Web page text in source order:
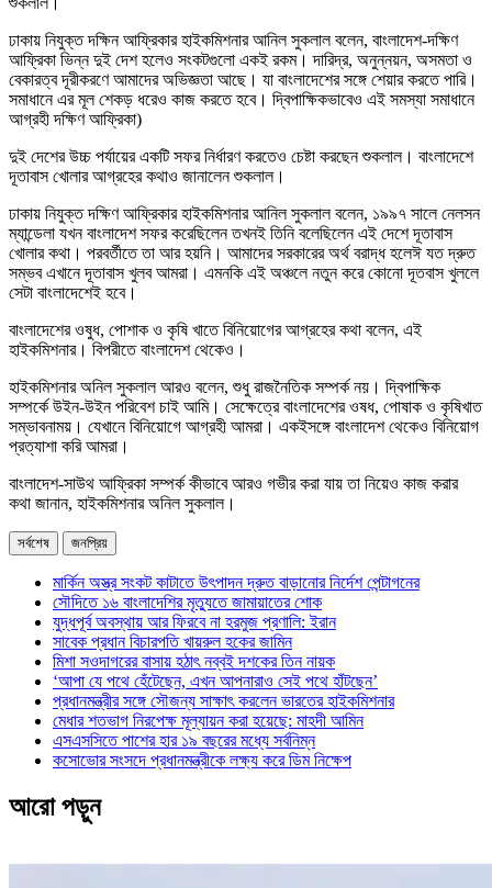
ঢাকায় নিযুক্ত দক্ষিন আফ্রিকার হাইকমিশনার আনিল সুকলাল বলেন, বাংলাদেশ-দক্ষিণ
আফ্রিকা ভিন্ন দুই দেশ হলেও সংকটগুলো একই রকম। দারিদ্র, অনুন্নয়ন, অসমতা ও
বেকারত্ব দূরীকরণে আমাদের অভিজ্ঞতা আছে। যা বাংলাদেশের সঙ্গে শেয়ার করতে পারি।
সমাধানে এর মূল শেকড় ধরেও কাজ করতে হবে। দ্বিপাক্ষিকভাবেও এই সমস্যা সমাধানে
আগ্রহী দক্ষিণ আফ্রিকা)
দুই দেশের উচ্চ পর্যায়ের একটি সফর নির্ধারণ করতেও চেষ্টা করছেন শুকলাল। বাংলাদেশে
দূতাবাস খোলার আগ্রহের কথাও জানালেন শুকলাল।
ঢাকায় নিযুক্ত দক্ষিণ আফ্রিকার হাইকমিশনার আনিল সুকলাল বলেন, ১৯৯৭ সালে নেলসন
ম্যান্ডেলা যখন বাংলাদেশ সফর করেছিলেন তখনই তিনি বলেছিলেন এই দেশে দূতাবাস
খোলার কথা। পরবর্তীতে তা আর হয়নি। আমাদের সরকারের অর্থ বরাদ্ধ হলেঈ যত দ্রুত
সম্ভব এখানে দূতাবাস খুলব আমরা। এমনকি এই অঞ্চলে নতুন করে কোনো দূতবাস খুললে
সেটা বাংলাদেশেই হবে।
বাংলাদেশের ওষুধ, পোশাক ও কৃষি খাতে বিনিয়োগের আগ্রহের কথা বলেন, এই
হাইকমিশনার। বিপরীতে বাংলাদেশ থেকেও।
হাইকমিশনার অনিল সুকলাল আরও বলেন, শুধু রাজনৈতিক সম্পর্ক নয়। দ্বিপাক্ষিক
সম্পর্কে উইন-উইন পরিবেশ চাই আমি। সেক্ষেত্রে বাংলাদেশের ওষধ, পোষাক ও কৃষিখাত
সম্ভাবনাময়। যেখানে বিনিয়োগে আগ্রহী আমরা। একইসঙ্গে বাংলাদেশ থেকেও বিনিয়োগ
প্রত্যাশা করি আমরা।
বাংলাদেশ-সাউথ আফ্রিকা সম্পর্ক কীভাবে আরও গভীর করা যায় তা নিয়েও কাজ করার
কথা জানান, হাইকমিশনার অনিল সুকলাল।
সর্বশেষ জনপ্রিয়
মার্কিন অস্ত্র সংকট কাটাতে উৎপাদন দ্রুত বাড়ানোর নির্দেশ পেন্টাগনের
সৌদিতে ১৬ বাংলাদেশির মৃত্যুতে জামায়াতের শোক
যুদ্ধপূর্ব অবস্থায় আর ফিরবে না হরমুজ প্রণালি: ইরান
সাবেক প্রধান বিচারপতি খায়রুল হকের জামিন
মিশা সওদাগরের বাসায় হঠাৎ নব্বই দশকের তিন নায়ক
‘আপা যে পথে হেঁটেছেন, এখন আপনারাও সেই পথে হাঁটছেন’
প্রধানমন্ত্রীর সঙ্গে সৌজন্য সাক্ষাৎ করলেন ভারতের হাইকমিশনার
মেধার শতভাগ নিরপেক্ষ মূল্যায়ন করা হয়েছে: মাহদী আমিন
এসএসসিতে পাশের হার ১৯ বছরের মধ্যে সর্বনিম্ন
কসোভোর সংসদে প্রধানমন্ত্রীকে লক্ষ্য করে ডিম নিক্ষেপ
আরো পড়ুন